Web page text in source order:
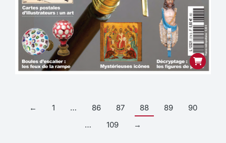
← 1 … 86 87 88 89
90
…
109 →